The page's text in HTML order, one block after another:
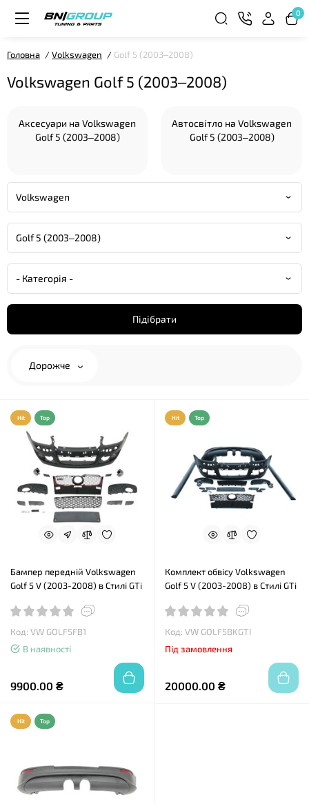
0
Головна Volkswagen Golf 5 (2003–2008)
Volkswagen Golf 5 (2003–2008)
Аксесуари на Volkswagen
Golf 5 (2003–2008)
Автосвітло на Volkswagen
Golf 5 (2003–2008)
Підібрати
Дорожче
Hit Top
Бампер передній Volkswagen
Golf 5 V (2003-2008) в Стилі GTi
Код: VW GOLF5FB1
В наявності
9900.00 ₴
Hit Top
Комплект обвісу Volkswagen
Golf 5 V (2003-2008) в Стилі GTi
Код: VW GOLF5BKGTI
Під замовлення
20000.00 ₴
Hit Top